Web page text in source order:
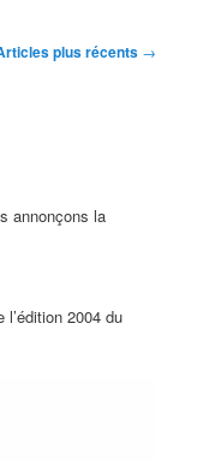
plus récents →
annonçons la
2004 du